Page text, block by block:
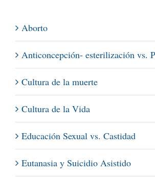
Aborto
Anticoncepción- esterilización vs.
Cultura de la muerte
Cultura de la Vida
Educación Sexual vs. Castidad
Eutanasia y Suicidio Asistido